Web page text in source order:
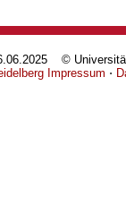
©
Impressum ⋅